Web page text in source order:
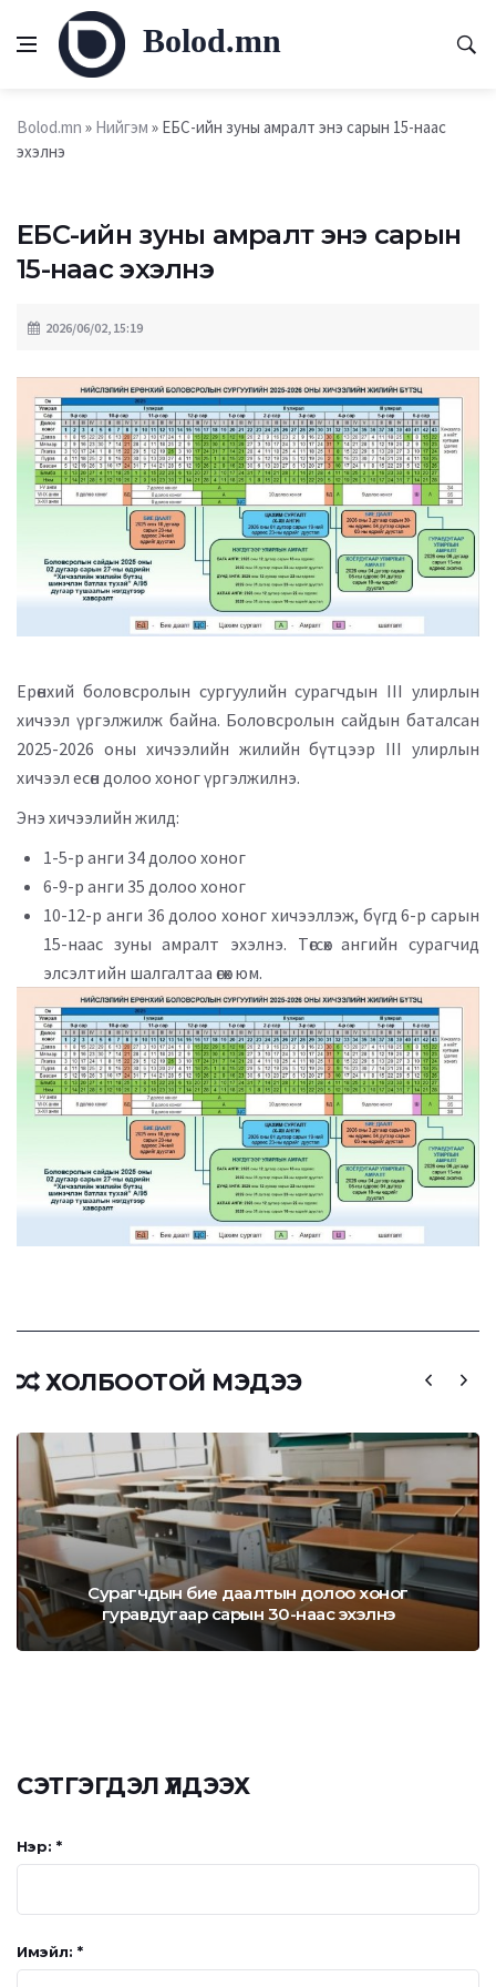
Bolod.mn
Bolod.mn » Нийгэм » ЕБС-ийн зуны амралт энэ сарын 15-наас
эхэлнэ
ЕБС-ийн зуны амралт энэ сарын
15-наас эхэлнэ
2026/06/02, 15:19
Ерөнхий боловсролын сургуулийн сурагчдын III улирлын
хичээл үргэлжилж байна. Боловсролын сайдын баталсан
2025-2026 оны хичээлийн жилийн бүтцээр III улирлын
хичээл есөн долоо хоног үргэлжилнэ.
Энэ хичээлийн жилд:
1-5-р анги 34 долоо хоног
6-9-р анги 35 долоо хоног
10-12-р анги 36 долоо хоног хичээллэж, бүгд 6-р сарын
15-наас зуны амралт эхэлнэ. Төгсөх ангийн сурагчид
элсэлтийн шалгалтаа өгөх юм.
ХОЛБООТОЙ МЭДЭЭ
Сурагчдын бие даалтын долоо хоног
гуравдугаар сарын 30-наас эхэлнэ
СЭТГЭГДЭЛ ҮЛДЭЭХ
Нэр: *
Имэйл: *